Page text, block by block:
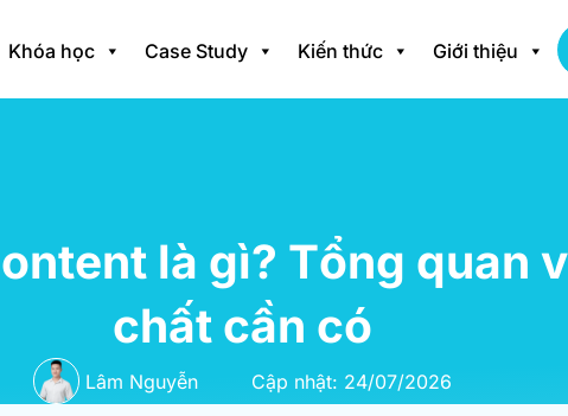
Khóa học Case Study Kiến thức Giới thiệu
là gì? Tổng quan
chất cần có
Lâm Nguyễn Cập nhật: 24/07/2026